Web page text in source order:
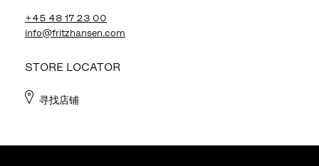
+45 48 17 23 00
info@fritzhansen.com
STORE LOCATOR
寻找店铺